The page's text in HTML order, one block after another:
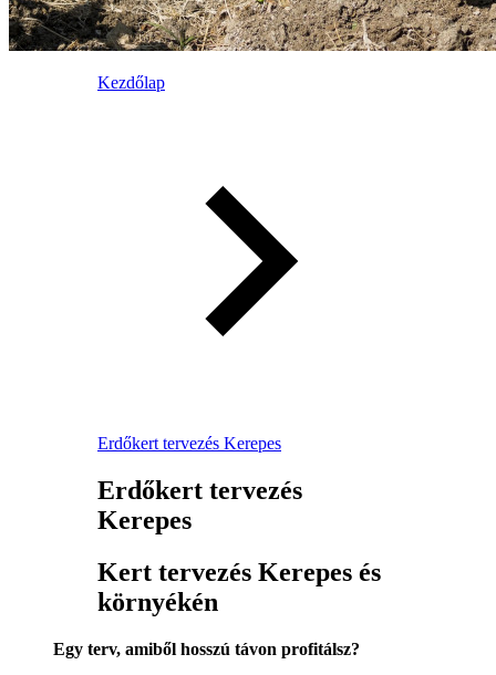
Kezdőlap
Erdőkert tervezés Kerepes
Erdőkert tervezés
Kerepes
Kert tervezés Kerepes és
környékén
Egy terv, amiből hosszú távon profitálsz?